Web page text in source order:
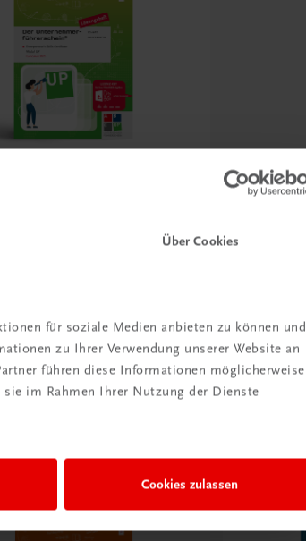
Über Cookies
für soziale Medien anbieten zu können und
zu Ihrer Verwendung unserer Website an
führen diese Informationen möglicherweise
im Rahmen Ihrer Nutzung der Dienste
Cookies zulassen
UP – Lösungsheft